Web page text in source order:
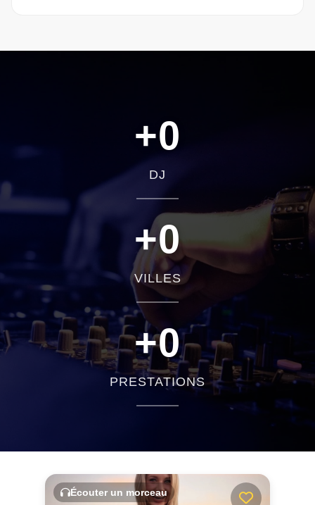
+0
DJ
+0
VILLES
+0
PRESTATIONS
Écouter un morceau